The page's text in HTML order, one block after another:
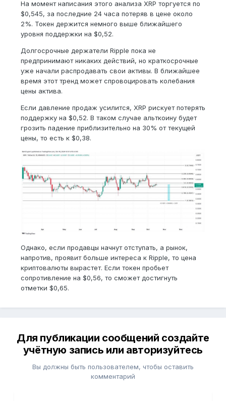
На момент написания этого анализа XRP торгуется по
$0,545, за последние 24 часа потеряв в цене около
2%. Токен держится немного выше ближайшего
уровня поддержки на $0,52.
Долгосрочные держатели Ripple пока не
предпринимают никаких действий, но краткосрочные
уже начали распродавать свои активы. В ближайшее
время этот тренд может спровоцировать колебания
цены актива.
Если давление продаж усилится, XRP рискует потерять
поддержку на $0,52. В таком случае альткоину будет
грозить падение приблизительно на 30% от текущей
цены, то есть к $0,38.
Однако, если продавцы начнут отступать, а рынок,
напротив, проявит больше интереса к Ripple, то цена
криптовалюты вырастет. Если токен пробьет
сопротивление на $0,56, то сможет достигнуть
отметки $0,65.
Для публикации сообщений создайте
учётную запись или авторизуйтесь
Вы должны быть пользователем, чтобы оставить
комментарий